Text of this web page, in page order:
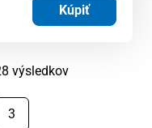
Kúpiť
výsledkovZoradené
3